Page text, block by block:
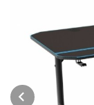
Prev